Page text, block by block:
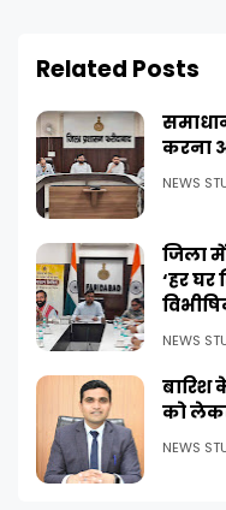
Related Posts
करना
NEWS
जिला
‘हर
NEWS
बारिश
को
NEWS